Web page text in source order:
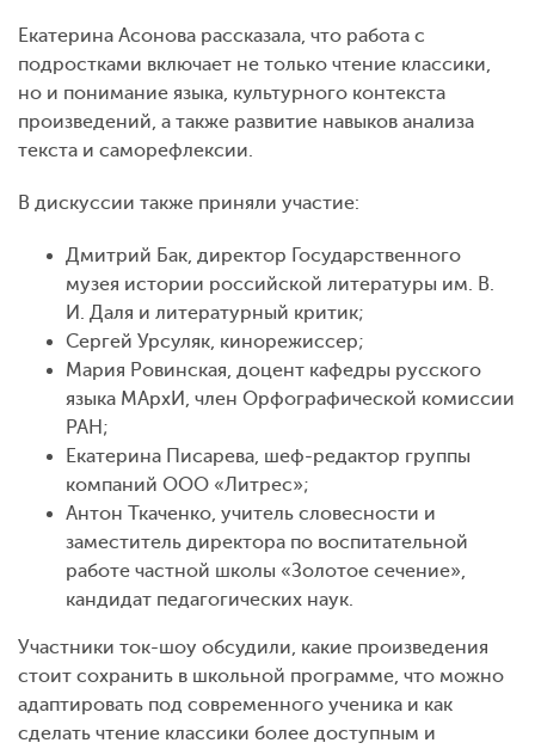
Екатерина Асонова рассказала, что работа с
подростками включает не только чтение классики,
но и понимание языка, культурного контекста
произведений, а также развитие навыков анализа
текста и саморефлексии.
В дискуссии также приняли участие:
Дмитрий Бак, директор Государственного
музея истории российской литературы им. В.
И. Даля и литературный критик;
Сергей Урсуляк, кинорежиссер;
Мария Ровинская, доцент кафедры русского
языка МАрхИ, член Орфографической комиссии
РАН;
Екатерина Писарева, шеф-редактор группы
компаний ООО «Литрес»;
Антон Ткаченко, учитель словесности и
заместитель директора по воспитательной
работе частной школы «Золотое сечение»,
кандидат педагогических наук.
Участники ток-шоу обсудили, какие произведения
стоит сохранить в школьной программе, что можно
адаптировать под современного ученика и как
сделать чтение классики более доступным и